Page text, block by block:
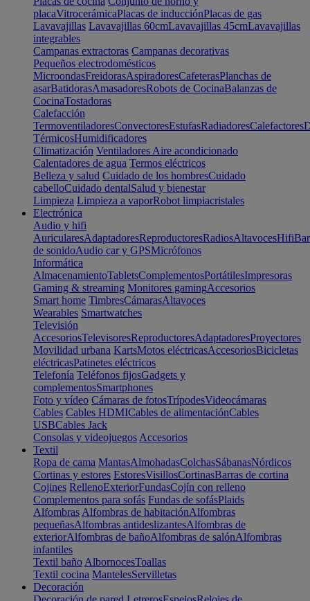
placaVitrocerámicaPlacas de inducciónPlacas de gas
Lavavajillas Lavavajillas 60cmLavavajillas 45cmLavavajillas
integrables
Campanas extractoras Campanas decorativas
Pequeños electrodomésticos
MicroondasFreidorasAspiradoresCafeterasPlanchas de
asarBatidorasAmasadoresRobots de CocinaBalanzas de
CocinaTostadoras
Calefacción
TermoventiladoresConvectoresEstufasRadiadoresCalefactores
TérmicosHumidificadores
Climatización Ventiladores Aire acondicionado
Calentadores de agua Termos eléctricos
Belleza y salud Cuidado de los hombresCuidado
cabelloCuidado dentalSalud y bienestar
Limpieza Limpieza a vaporRobot limpiacristales
Electrónica
Audio y hifi
AuricularesAdaptadoresReproductoresRadiosAltavocesHifi
de sonidoAudio car y GPSMicrófonos
Informática
AlmacenamientoTabletsComplementosPortátilesImpresoras
Gaming & streaming Monitores gamingAccesorios
Smart home TimbresCámarasAltavoces
Wearables Smartwatches
Televisión
AccesoriosTelevisoresReproductoresAdaptadoresProyectores
Movilidad urbana KartsMotos eléctricasAccesoriosBicicletas
eléctricasPatinetes eléctricos
Telefonía Teléfonos fijosGadgets y
complementosSmartphones
Foto y vídeo Cámaras de fotosTrípodesVideocámaras
Cables Cables HDMICables de alimentaciónCables
USBCables Jack
Consolas y videojuegos Accesorios
Textil
Ropa de cama MantasAlmohadasColchasSábanasNórdicos
Cortinas y estores EstoresVisillosCortinasBarras de cortina
Cojines RellenoExteriorFundasCojín con relleno
Complementos para sofás Fundas de sofásPlaids
Alfombras Alfombras de habitaciónAlfombras
pequeñasAlfombras antideslizantesAlfombras de
exteriorAlfombras de bañoAlfombras de salónAlfombras
infantiles
Textil baño AlbornocesToallas
Textil cocina MantelesServilletas
Decoración